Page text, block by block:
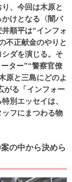
、今回は木原と
けとなる〈闇バ
順平は“インフォ
不正献金のやりと
ダを演じる。そ
ター”“警察官僚
原と三島にどのよ
る「インフォー
別エッセイは、
フにまつわる物
の中から決めら